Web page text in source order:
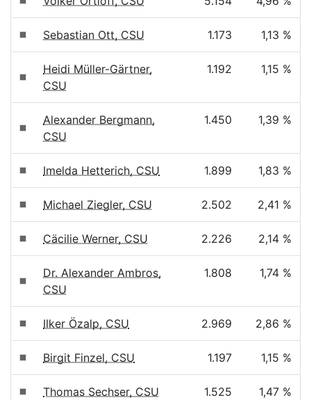
Sebastian Ott, CSU 1.173 1,13 %
Heidi Müller-Gärtner,
CSU
1.192 1,15 %
Alexander Bergmann,
CSU
1.450 1,39 %
Imelda Hetterich, CSU 1.899 1,83 %
Michael Ziegler, CSU 2.502 2,41 %
Cäcilie Werner, CSU 2.226 2,14 %
Dr. Alexander Ambros,
CSU
1.808 1,74 %
Ilker Özalp, CSU 2.969 2,86 %
Birgit Finzel, CSU 1.197 1,15 %
Thomas Sechser, CSU 1.525 1,47 %